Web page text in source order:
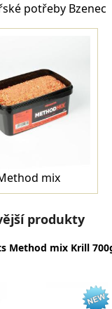
potřeby Bzenec
mix
produkty
Method mix Krill